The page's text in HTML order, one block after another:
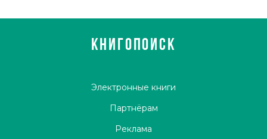
КНИГОПОИСК
Электронные книги
Партнёрам
Реклама